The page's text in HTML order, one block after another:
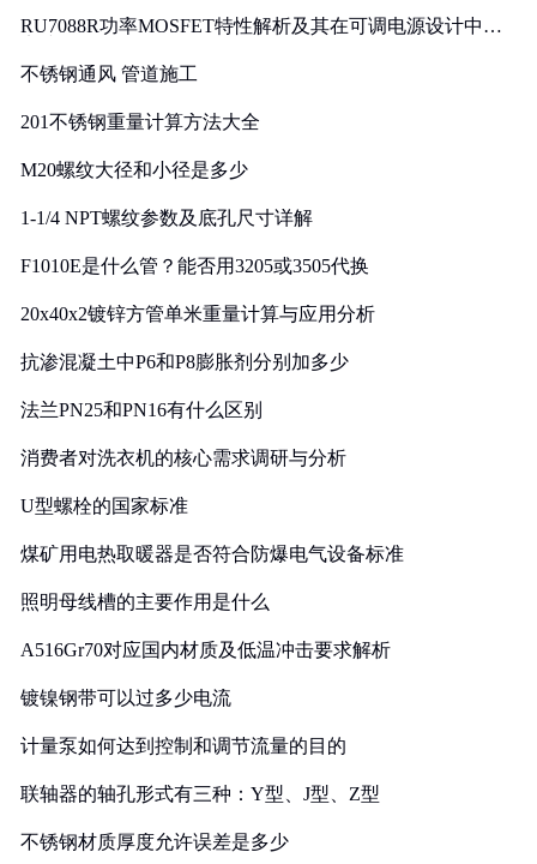
RU7088R功率MOSFET特性解析及其在可调电源设计中的
不锈钢通风 管道施工
201不锈钢重量计算方法大全
M20螺纹大径和小径是多少
1-1/4 NPT螺纹参数及底孔尺寸详解
F1010E是什么管？能否用3205或3505代换
20x40x2镀锌方管单米重量计算与应用分析
抗渗混凝土中P6和P8膨胀剂分别加多少
法兰PN25和PN16有什么区别
消费者对洗衣机的核心需求调研与分析
U型螺栓的国家标准
煤矿用电热取暖器是否符合防爆电气设备标准
照明母线槽的主要作用是什么
A516Gr70对应国内材质及低温冲击要求解析
镀镍钢带可以过多少电流
计量泵如何达到控制和调节流量的目的
联轴器的轴孔形式有三种：Y型、J型、Z型
不锈钢材质厚度允许误差是多少